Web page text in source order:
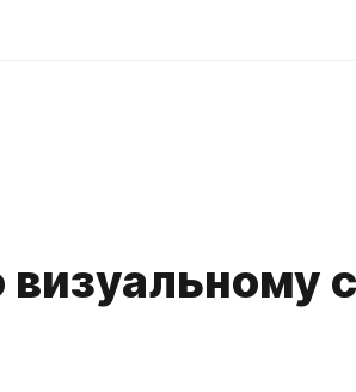
визуальному